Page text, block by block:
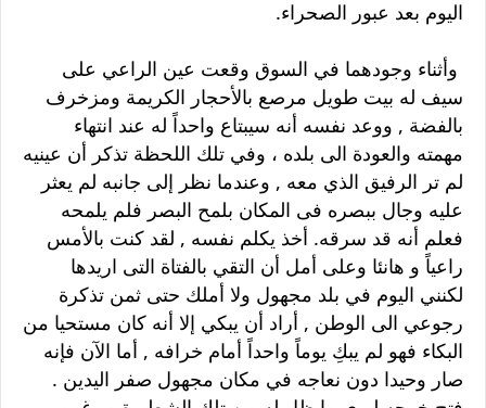
اليوم بعد عبور الصحراء.
وأثناء وجودهما في السوق وقعت عين الراعي على
سيف له بيت طويل مرصع بالأحجار الكريمة ومزخرف
بالفضة , ووعد نفسه أنه سيبتاع واحداً له عند انتهاء
مهمته والعودة الى بلده ، وفي تلك اللحظة تذكر أن عينيه
لم تر الرفيق الذي معه , وعندما نظر إلى جانبه لم يعثر
عليه وجال ببصره فى المكان بلمح البصر فلم يلمحه
فعلم أنه قد سرقه. أخذ يكلم نفسه , لقد كنت بالأمس
راعياً و هانئا وعلى أمل أن التقي بالفتاة التى اريدها
لكنني اليوم في بلد مجهول ولا أملك حتى ثمن تذكرة
رجوعي الى الوطن , أراد أن يبكي إلا أنه كان مستحيا من
البكاء فهو لم يبكِ يوماً واحداً أمام خرافه , أما الآن فإنه
صار وحيدا دون نعاجه في مكان مجهول صفر اليدين .